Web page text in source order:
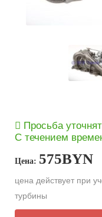
Просьба
С течением
Цена: 575BYN
цена действует при
турбины